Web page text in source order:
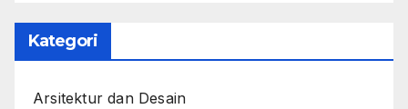
Kategori
Arsitektur dan Desain